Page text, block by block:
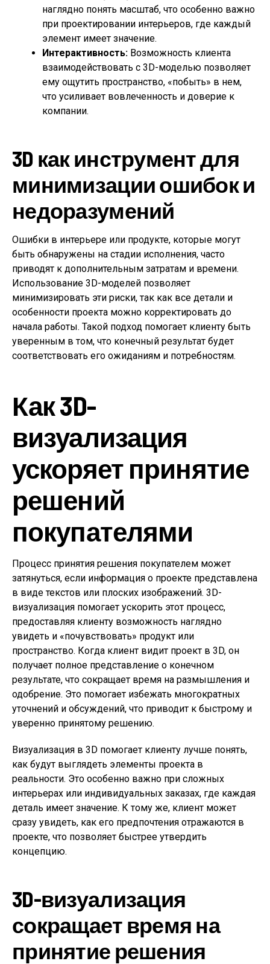
наглядно понять масштаб, что особенно важно
при проектировании интерьеров, где каждый
элемент имеет значение.
Интерактивность: Возможность клиента
взаимодействовать с 3D-моделью позволяет
ему ощутить пространство, «побыть» в нем,
что усиливает вовлеченность и доверие к
компании.
3D как инструмент для
минимизации ошибок и
недоразумений
Ошибки в интерьере или продукте, которые могут
быть обнаружены на стадии исполнения, часто
приводят к дополнительным затратам и времени.
Использование 3D-моделей позволяет
минимизировать эти риски, так как все детали и
особенности проекта можно корректировать до
начала работы. Такой подход помогает клиенту быть
уверенным в том, что конечный результат будет
соответствовать его ожиданиям и потребностям.
Как 3D-
визуализация
ускоряет принятие
решений
покупателями
Процесс принятия решения покупателем может
затянуться, если информация о проекте представлена
в виде текстов или плоских изображений. 3D-
визуализация помогает ускорить этот процесс,
предоставляя клиенту возможность наглядно
увидеть и «почувствовать» продукт или
пространство. Когда клиент видит проект в 3D, он
получает полное представление о конечном
результате, что сокращает время на размышления и
одобрение. Это помогает избежать многократных
уточнений и обсуждений, что приводит к быстрому и
уверенно принятому решению.
Визуализация в 3D помогает клиенту лучше понять,
как будут выглядеть элементы проекта в
реальности. Это особенно важно при сложных
интерьерах или индивидуальных заказах, где каждая
деталь имеет значение. К тому же, клиент может
сразу увидеть, как его предпочтения отражаются в
проекте, что позволяет быстрее утвердить
концепцию.
3D-визуализация
сокращает время на
принятие решения